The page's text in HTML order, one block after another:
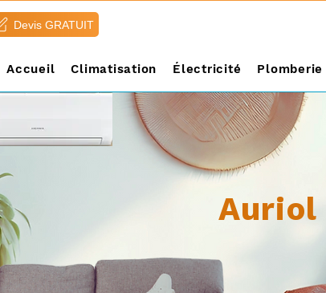
Devis GRATUIT
Accueil Climatisation Électricité Plomberie
Auriol